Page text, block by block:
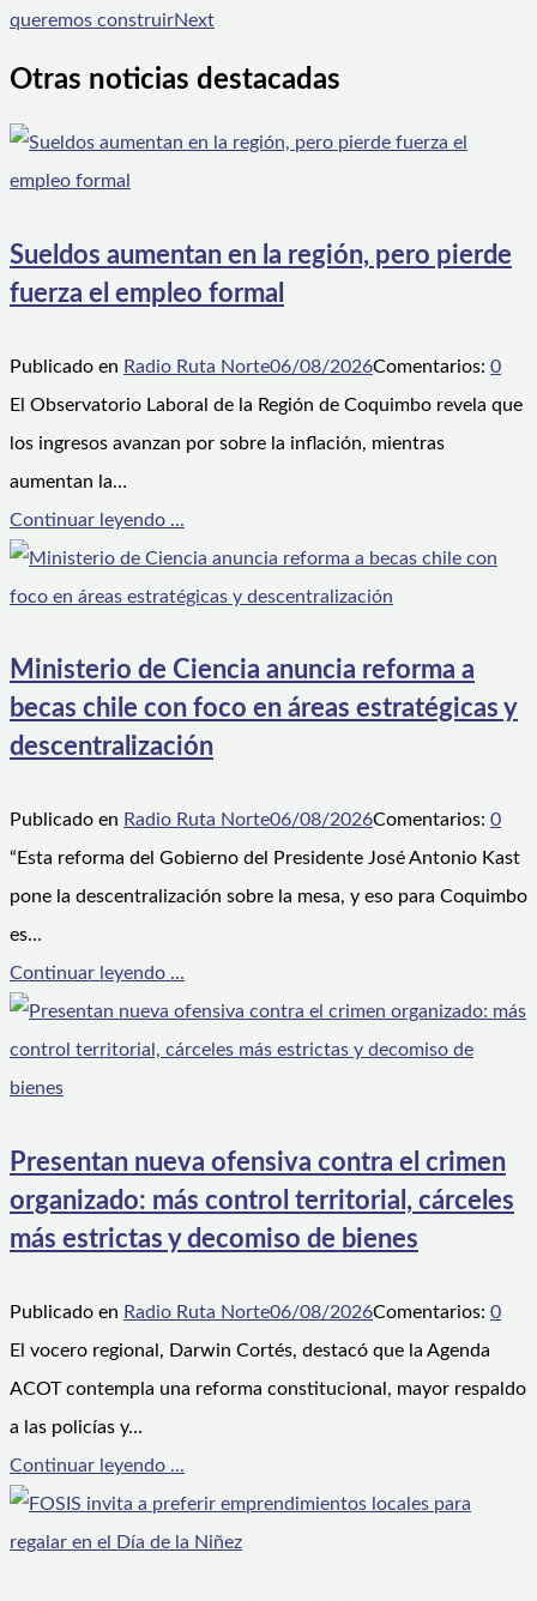
queremos construirNext
Otras noticias destacadas
Sueldos aumentan en la región, pero pierde
fuerza el empleo formal
Publicado en Radio Ruta Norte06/08/2026Comentarios: 0
El Observatorio Laboral de la Región de Coquimbo revela que
los ingresos avanzan por sobre la inflación, mientras
aumentan la…
Continuar leyendo ...
Ministerio de Ciencia anuncia reforma a
becas chile con foco en áreas estratégicas y
descentralización
Publicado en Radio Ruta Norte06/08/2026Comentarios: 0
“Esta reforma del Gobierno del Presidente José Antonio Kast
pone la descentralización sobre la mesa, y eso para Coquimbo
es…
Continuar leyendo ...
Presentan nueva ofensiva contra el crimen
organizado: más control territorial, cárceles
más estrictas y decomiso de bienes
Publicado en Radio Ruta Norte06/08/2026Comentarios: 0
El vocero regional, Darwin Cortés, destacó que la Agenda
ACOT contempla una reforma constitucional, mayor respaldo
a las policías y…
Continuar leyendo ...